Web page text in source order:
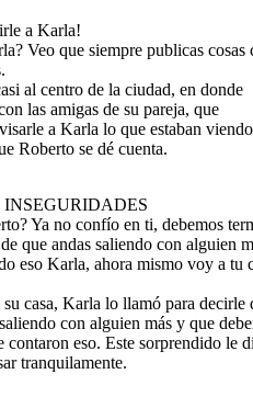
a Karla!
Veo que siempre publicas cosas
al centro de la ciudad, en donde
las amigas de su pareja, que
a Karla lo que estaban
Roberto se dé cuenta.
Ya no confío en ti, debemos
que andas saliendo con alguien
eso Karla, ahora mismo voy a tu
casa, Karla lo llamó para decirle
con alguien más y que
contaron eso. Este sorprendido le
tranquilamente.